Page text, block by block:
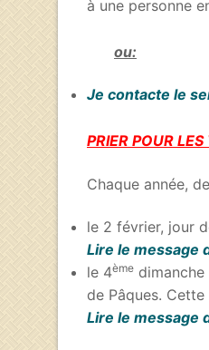
à une personne
ou:
Je contacte le
PRIER POUR
Chaque année,
le 2 février, jour
Lire le message
le 4ème
de Pâques.
Lire le message